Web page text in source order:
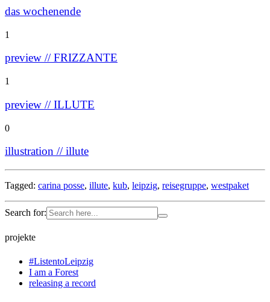
das wochenende
1
preview // FRIZZANTE
1
preview // ILLUTE
0
illustration // illute
Tagged: carina posse, illute, kub, leipzig, reisegruppe, westpaket
Search for:
projekte
#ListentoLeipzig
I am a Forest
releasing a record